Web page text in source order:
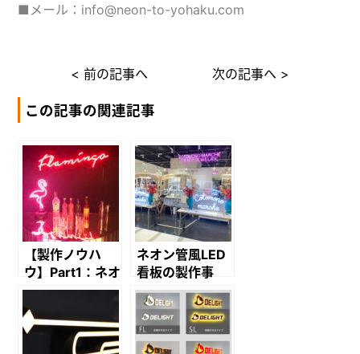
■メール：info@neon-to-yohaku.com
< 前の記事へ 次の記事へ >
この記事の関連記事
【製作ノウハ
ウ】Part1：ネオ
ン管風LEDサイ
ン“TUBE LIT(チ
ューブ・リッ
ト)“のすべて
ネオン管風LED
看板の製作事
例 一挙ご紹介